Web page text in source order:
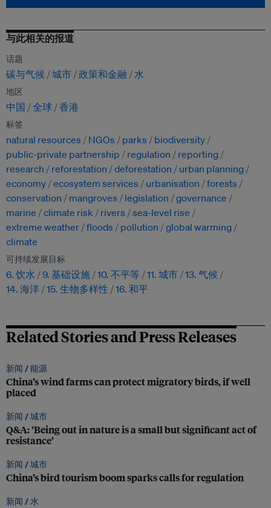
与此相关的报道
话题
碳与气候 城市 政策和金融 水
地区
中国 全球 香港
标签
natural resources NGOs parks
biodiversity
public-private partnership
regulation
reporting
research
reforestation deforestation
urban planning
economy ecosystem services urbanisation
forests
conservation
mangroves legislation
governance
marine
climate risk rivers
sea-level rise
extreme weather floods pollution
global warming
climate
可持续发展目标
6. 饮水 9. 基础设施 10. 不平等 11. 城市 13. 气候
14. 海洋 15. 生物多样性 16. 和平
Related Stories and Press Releases
新闻 /能源
China’s wind farms can protect migratory birds, if well
placed
新闻 /城市
Q&A: ‘Being out in nature is a small but significant act of
resistance’
新闻 /城市
China’s bird tourism boom sparks calls for regulation
新闻 /水